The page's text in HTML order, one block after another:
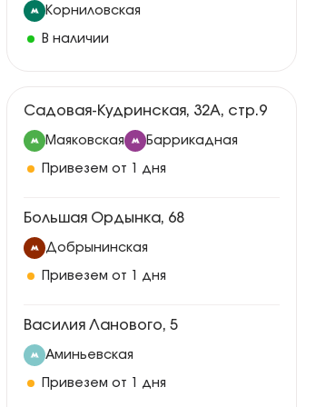
Корниловская
В наличии
Садовая-Кудринская, 32А, стр.9
Маяковская Баррикадная
Привезем от 1 дня
Большая Ордынка, 68
Добрынинская
Привезем от 1 дня
Василия Ланового, 5
Аминьевская
Привезем от 1 дня